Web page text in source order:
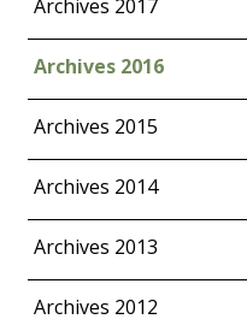
Archives 2017
Archives 2016
Archives 2015
Archives 2014
Archives 2013
Archives 2012